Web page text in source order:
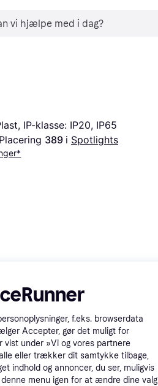
IP-klasse: IP20, IP65
Placering 389 i Spotlights
Promoveret
39 kr. fragt 4-8 dage 321 kr.
f.eks. browserdata
Accepter, gør det muligt for
vist under »Vi og vores partnere
eller trækker dit samtykke tilbage,
indhold og annoncer, du ser, muligvis
menu igen for at ændre dine valg